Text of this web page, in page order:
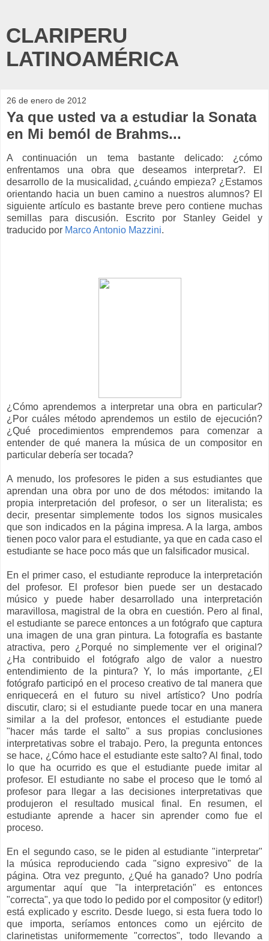
CLARIPERU
LATINOAMÉRICA
26 de enero de 2012
Ya que usted va a estudiar la Sonata
en Mi bemól de Brahms...
A continuación un tema bastante delicado: ¿cómo
enfrentamos una obra que deseamos interpretar?. El
desarrollo de la musicalidad, ¿cuándo empieza? ¿Estamos
orientando hacia un buen camino a nuestros alumnos? El
siguiente artículo es bastante breve pero contiene muchas
semillas para discusión. Escrito por Stanley Geidel y
traducido por Marco Antonio Mazzini.
¿Cómo aprendemos a interpretar una obra en particular?
¿Por cuáles método aprendemos un estilo de ejecución?
¿Qué procedimientos emprendemos para comenzar a
entender de qué manera la música de un compositor en
particular debería ser tocada?
A menudo, los profesores le piden a sus estudiantes que
aprendan una obra por uno de dos métodos: imitando la
propia interpretación del profesor, o ser un literalista; es
decir, presentar simplemente todos los signos musicales
que son indicados en la página impresa. A la larga, ambos
tienen poco valor para el estudiante, ya que en cada caso el
estudiante se hace poco más que un falsificador musical.
En el primer caso, el estudiante reproduce la interpretación
del profesor. El profesor bien puede ser un destacado
músico y puede haber desarrollado una interpretación
maravillosa, magistral de la obra en cuestión. Pero al final,
el estudiante se parece entonces a un fotógrafo que captura
una imagen de una gran pintura. La fotografía es bastante
atractiva, pero ¿Porqué no simplemente ver el original?
¿Ha contribuido el fotógrafo algo de valor a nuestro
entendimiento de la pintura? Y, lo más importante, ¿El
fotógrafo participó en el proceso creativo de tal manera que
enriquecerá en el futuro su nivel artístico? Uno podría
discutir, claro; si el estudiante puede tocar en una manera
similar a la del profesor, entonces el estudiante puede
"hacer más tarde el salto" a sus propias conclusiones
interpretativas sobre el trabajo. Pero, la pregunta entonces
se hace, ¿Cómo hace el estudiante este salto? Al final, todo
lo que ha ocurrido es que el estudiante puede imitar al
profesor. El estudiante no sabe el proceso que le tomó al
profesor para llegar a las decisiones interpretativas que
produjeron el resultado musical final. En resumen, el
estudiante aprende a hacer sin aprender como fue el
proceso.
En el segundo caso, se le piden al estudiante "interpretar"
la música reproduciendo cada "signo expresivo" de la
página. Otra vez pregunto, ¿Qué ha ganado? Uno podría
argumentar aquí que "la interpretación" es entonces
"correcta", ya que todo lo pedido por el compositor (y editor!)
está explicado y escrito. Desde luego, si esta fuera todo lo
que importa, seríamos entonces como un ejército de
clarinetistas uniformemente "correctos", todo llevando a